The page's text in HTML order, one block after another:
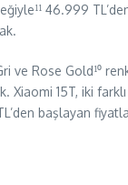
46.999
ve Rose Gold¹⁰
Xiaomi 15T, iki
başlayan